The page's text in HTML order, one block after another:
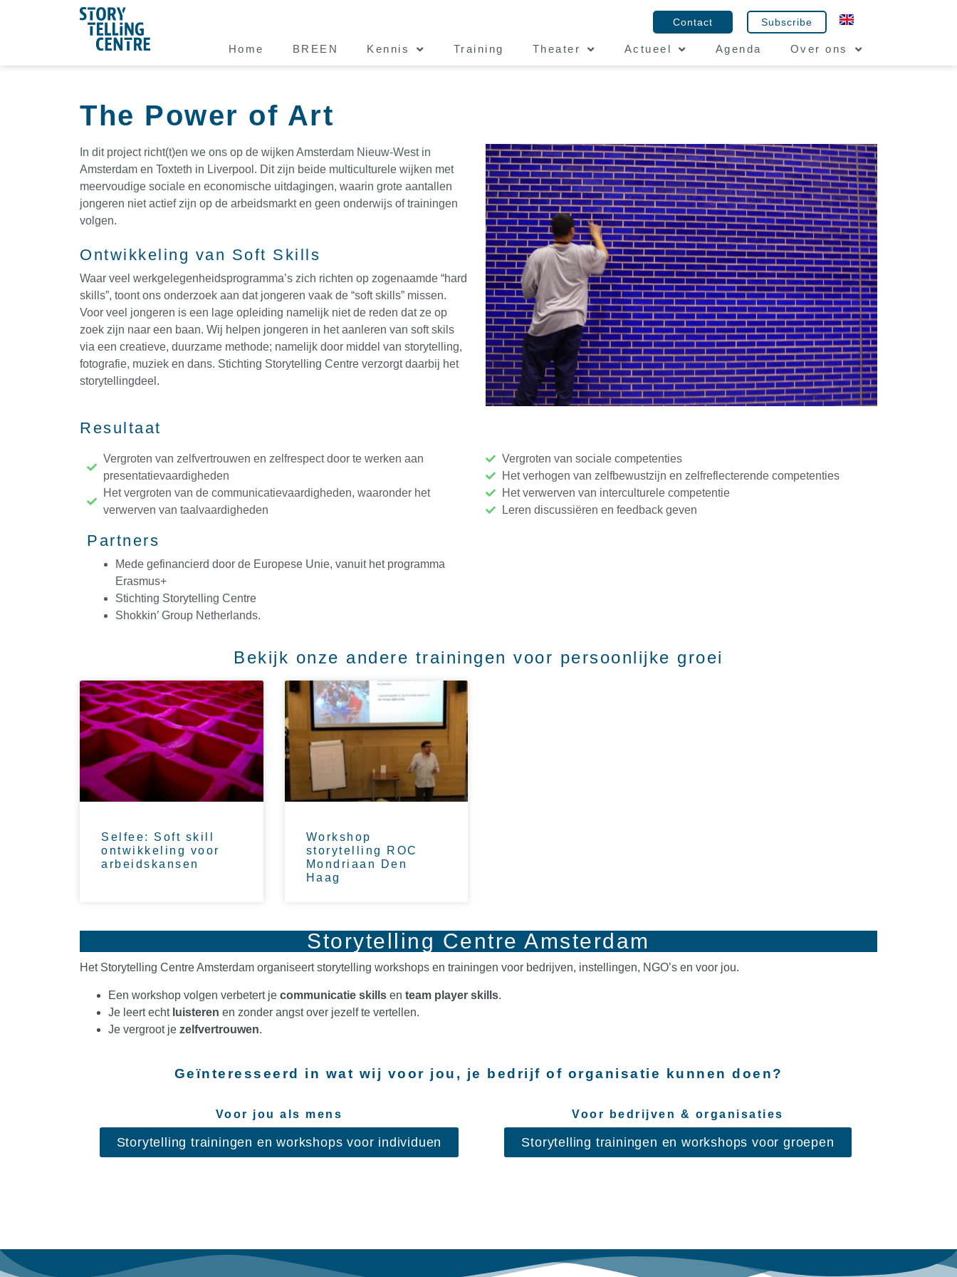
Contact Subscribe
Home BREEN Kennis Training Theater Actueel Agenda Over ons
The Power of Art
In dit project richt(t)en we ons op de wijken Amsterdam Nieuw-West in
Amsterdam en Toxteth in Liverpool. Dit zijn beide multiculturele wijken met
meervoudige sociale en economische uitdagingen, waarin grote aantallen
jongeren niet actief zijn op de arbeidsmarkt en geen onderwijs of trainingen
volgen.
Ontwikkeling van Soft Skills
Waar veel werkgelegenheidsprogramma’s zich richten op zogenaamde “hard
skills”, toont ons onderzoek aan dat jongeren vaak de “soft skills” missen.
Voor veel jongeren is een lage opleiding namelijk niet de reden dat ze op
zoek zijn naar een baan. Wij helpen jongeren in het aanleren van soft skils
via een creatieve, duurzame methode; namelijk door middel van storytelling,
fotografie, muziek en dans. Stichting Storytelling Centre verzorgt daarbij het
storytellingdeel.
Resultaat
Vergroten van zelfvertrouwen en zelfrespect door te werken aan
presentatievaardigheden
Het vergroten van de communicatievaardigheden, waaronder het
verwerven van taalvaardigheden
Vergroten van sociale competenties
Het verhogen van zelfbewustzijn en zelfreflecterende competenties
Het verwerven van interculturele competentie
Leren discussiëren en feedback geven
Partners
Mede gefinancierd door de Europese Unie, vanuit het programma
Erasmus+
Stichting Storytelling Centre
Shokkin’ Group Netherlands.
Bekijk onze andere trainingen voor persoonlijke groei
Selfee: Soft skill
ontwikkeling voor
arbeidskansen
Workshop
storytelling ROC
Mondriaan Den
Haag
Storytelling Centre Amsterdam
Het Storytelling Centre Amsterdam organiseert storytelling workshops en trainingen voor bedrijven, instellingen, NGO’s en voor jou.
Een workshop volgen verbetert je communicatie skills en team player skills.
Je leert echt luisteren en zonder angst over jezelf te vertellen.
Je vergroot je zelfvertrouwen.
Geïnteresseerd in wat wij voor jou, je bedrijf of organisatie kunnen doen?
Voor jou als mens
Storytelling trainingen en workshops voor individuen
Voor bedrijven & organisaties
Storytelling trainingen en workshops voor groepen